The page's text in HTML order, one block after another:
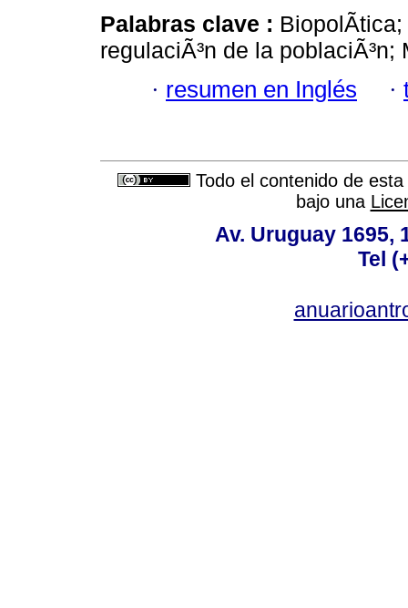
Palabras clave :
regulaciÃ³n de la poblaciÃ³n;
· resumen en Inglés ·
Todo el contenido de
bajo una
Av. Uruguay 1695,
Tel